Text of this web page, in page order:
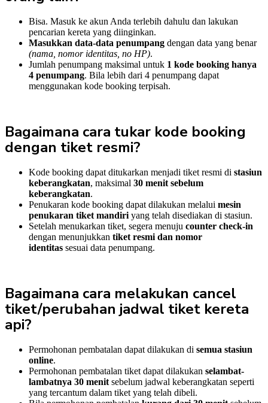
Bisa. Masuk ke akun Anda terlebih dahulu dan lakukan
pencarian kereta yang diinginkan.
Masukkan data-data penumpang dengan data yang benar
(nama, nomor identitas, no HP).
Jumlah penumpang maksimal untuk 1 kode booking hanya
4 penumpang. Bila lebih dari 4 penumpang dapat
menggunakan kode booking terpisah.
Bagaimana cara tukar kode booking
dengan tiket resmi?
Kode booking dapat ditukarkan menjadi tiket resmi di stasiun
keberangkatan, maksimal 30 menit sebelum
keberangkatan.
Penukaran kode booking dapat dilakukan melalui mesin
penukaran tiket mandiri yang telah disediakan di stasiun.
Setelah menukarkan tiket, segera menuju counter check-in
dengan menunjukkan tiket resmi dan nomor
identitas sesuai data penumpang.
Bagaimana cara melakukan cancel
tiket/perubahan jadwal tiket kereta
api?
Permohonan pembatalan dapat dilakukan di semua stasiun
online.
Permohonan pembatalan tiket dapat dilakukan selambat-
lambatnya 30 menit sebelum jadwal keberangkatan seperti
yang tercantum dalam tiket yang telah dibeli.